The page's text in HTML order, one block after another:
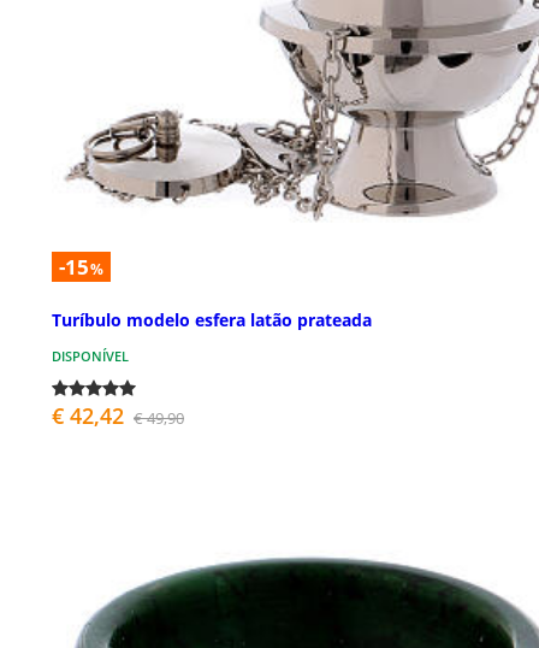
-15%
Turíbulo modelo esfera latão prateada
DISPONÍVEL
€ 42,42 € 49,90